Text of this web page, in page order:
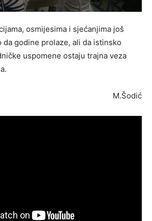
osmijesima i sjećanjima još
da godine prolaze, ali da istinsko
uspomene ostaju trajna veza
M.Šodić